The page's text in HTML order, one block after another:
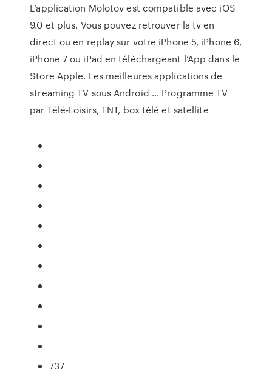
L’application Molotov est compatible avec iOS
9.0 et plus. Vous pouvez retrouver la tv en
direct ou en replay sur votre iPhone 5, iPhone 6,
iPhone 7 ou iPad en téléchargeant l’App dans le
Store Apple. Les meilleures applications de
streaming TV sous Android ... Programme TV
par Télé-Loisirs, TNT, box télé et satellite
737